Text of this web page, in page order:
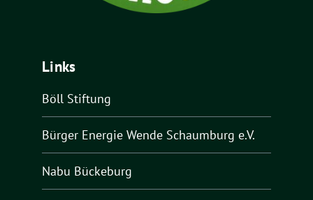
Links
Böll Stiftung
Bürger Energie Wende Schaumburg e.V.
Nabu Bückeburg